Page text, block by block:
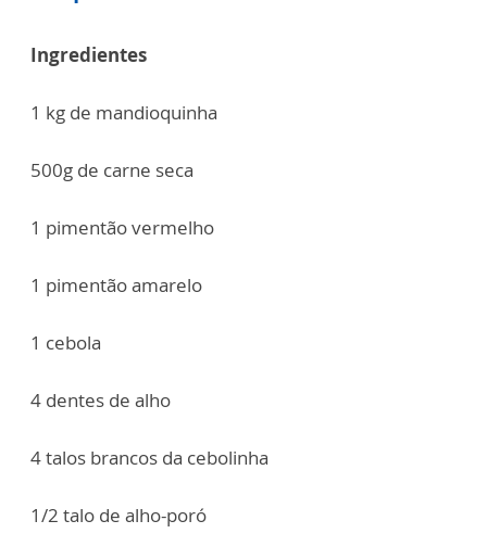
Ingredientes
1 kg de mandioquinha
500g de carne seca
1 pimentão vermelho
1 pimentão amarelo
1 cebola
4 dentes de alho
4 talos brancos da cebolinha
1/2 talo de alho-poró